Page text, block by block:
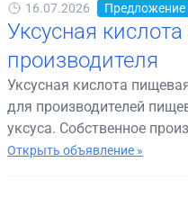
16.07.2026 Предложение
Уксусная кислота
производителя
Уксусная кислота
для производителей
уксуса. Собственное
Открыть объявление »